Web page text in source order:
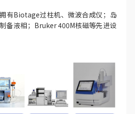
有Biotage过柱机、微波合成仪；岛
备液相；Bruker 400M核磁等先进设